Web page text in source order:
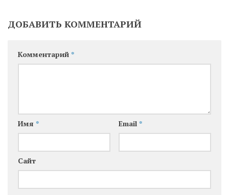
ДОБАВИТЬ КОММЕНТАРИЙ
Комментарий *
Имя * Email *
Сайт